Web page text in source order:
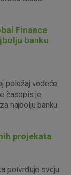
Finance
banku
položaj vodeće
časopis je
najbolju banku
projekata
potvrđuje svoju